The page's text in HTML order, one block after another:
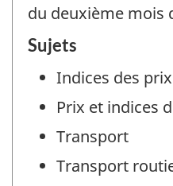
du deuxième mois
Sujets
Indices des
Prix et indices
Transport
Transport